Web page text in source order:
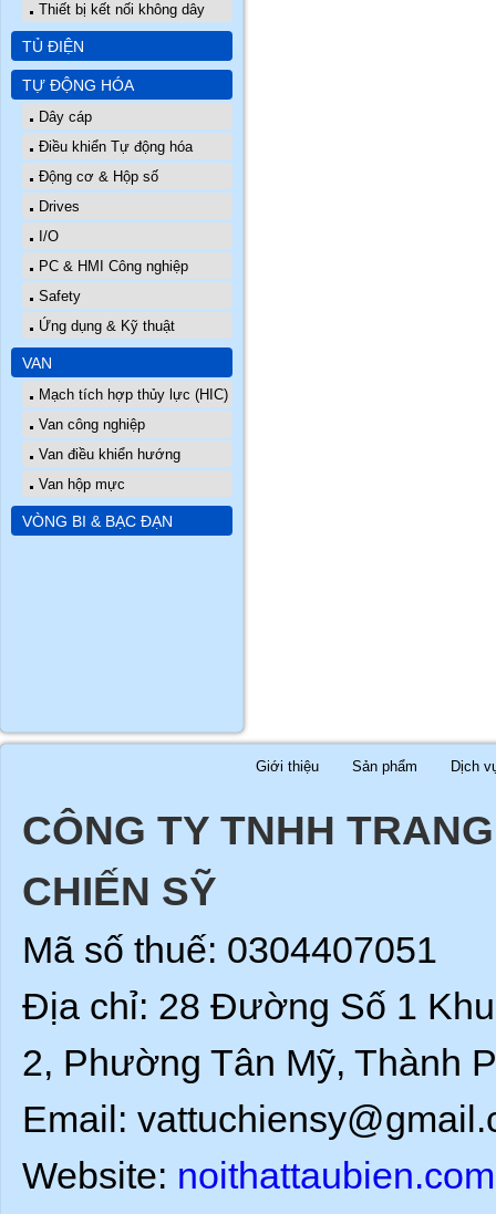
Thiết bị kết nối không dây
TỦ ĐIỆN
TỰ ĐỘNG HÓA
Dây cáp
Điều khiển Tự động hóa
Động cơ & Hộp số
Drives
I/O
PC & HMI Công nghiệp
Safety
Ứng dụng & Kỹ thuật
VAN
Mạch tích hợp thủy lực (HIC)
Van công nghiệp
Van điều khiển hướng
Van hộp mực
VÒNG BI & BẠC ĐẠN
Giới thiệu Sản phẩm Dịch
CÔNG TY TNHH
CHIẾN SỸ
Mã số thuế: 0304407051
Địa chỉ: 28 Đường Số 1
2, Phường Tân Mỹ, Thành
Email:
Website: noithattaubien.com